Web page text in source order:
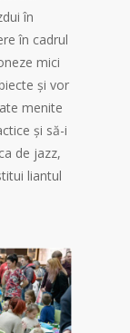
în
în cadrul
mici
și vor
menite
și să-i
de jazz,
liantul